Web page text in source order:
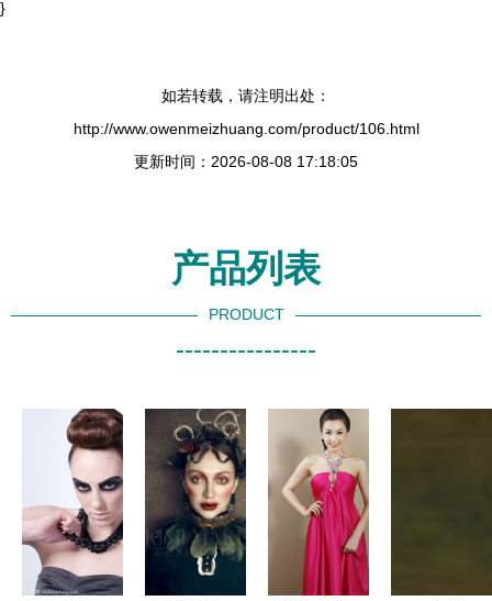
}
如若转载，请注明出处：
http://www.owenmeizhuang.com/product/106.html
更新时间：2026-08-08 17:18:05
产品列表
PRODUCT
----------------